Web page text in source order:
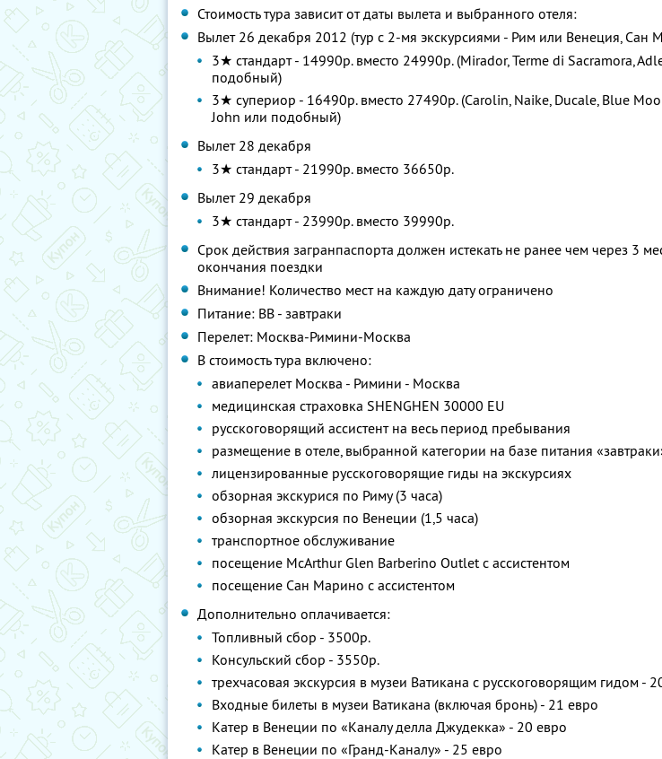
Стоимость тура зависит от даты вылета и выбранного отеля:
Вылет 26 декабря 2012 (тур с 2-мя экскурсиями - Рим или Венеция, Сан
3★ стандарт - 14990р. вместо 24990р. (Mirador, Terme di Sacramora,
подобный)
3★ супериор - 16490р. вместо 27490р. (Carolin, Naike, Ducale, Blue
John или подобный)
Вылет 28 декабря
3★ стандарт - 21990р. вместо 36650р.
Вылет 29 декабря
3★ стандарт - 23990р. вместо 39990р.
Срок действия загранпаспорта должен истекать не ранее чем через 3
окончания поездки
Внимание! Количество мест на каждую дату ограничено
Питание: BB - завтраки
Перелет: Москва-Римини-Москва
В стоимость тура включено:
авиаперелет Москва - Римини - Москва
медицинская страховка SHENGHEN 30000 EU
русскоговорящий ассистент на весь период пребывания
размещение в отеле, выбранной категории на базе питания
лицензированные русскоговорящие гиды на экскурсиях
обзорная экскурися по Риму (3 часа)
обзорная экскурсия по Венеции (1,5 часа)
транспортное обслуживание
посещение McArthur Glen Barberino Outlet с ассистентом
посещение Сан Марино с ассистентом
Дополнительно оплачивается:
Топливный сбор - 3500р.
Консульский сбор - 3550р.
трехчасовая экскурсия в музеи Ватикана с русскоговорящим гидом -
Входные билеты в музеи Ватикана (включая бронь) - 21 евро
Катер в Венеции по «Каналу делла Джудекка» - 20 евро
Катер в Венеции по «Гранд-Каналу» - 25 евро